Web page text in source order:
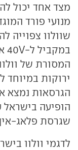
מצד אחד יכול
מנועי פורד
שוולוו צפוייה
במקביל ל-V40 או מעט מאוחר יותר.
המסורת של
ירוקות במיוחד
הגרסאות נמצא
הופיעה
שגרסת פלאג-
לדגמי וולוו